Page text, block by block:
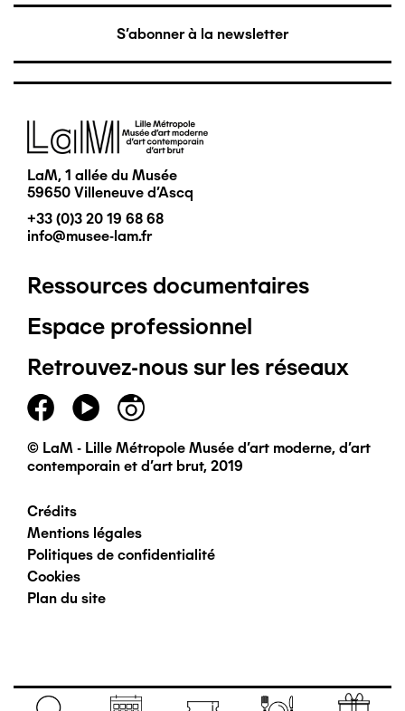
S'abonner à la newsletter
Image
LaM, 1 allée du Musée
59650 Villeneuve d'Ascq
+33 (0)3 20 19 68 68
info@musee-lam.fr
Pied
de
page
principal
Ressources documentaires
Espace professionnel
Retrouvez-nous sur les réseaux
© LaM - Lille Métropole Musée d'art moderne, d'art
contemporain et d'art brut, 2019
Pied
de
page
Crédits
Mentions légales
Politiques de confidentialité
Cookies
Plan du site